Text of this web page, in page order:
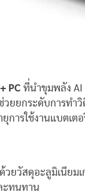
PC ที่นำขุมพลัง AI
วยยกระดับการทำ
การใช้งานแบตเตอ
ยวัสดุอะลูมิเนียม
ะทนทาน